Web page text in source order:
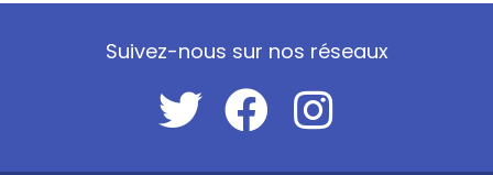
Suivez-nous sur nos réseaux